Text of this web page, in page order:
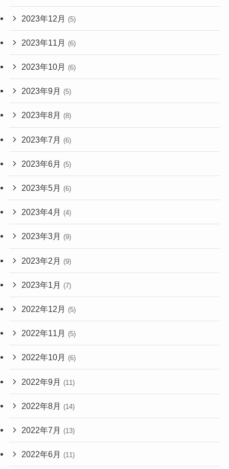
2023年12月 (5)
2023年11月 (6)
2023年10月 (6)
2023年9月 (5)
2023年8月 (8)
2023年7月 (6)
2023年6月 (5)
2023年5月 (6)
2023年4月 (4)
2023年3月 (9)
2023年2月 (9)
2023年1月 (7)
2022年12月 (5)
2022年11月 (5)
2022年10月 (6)
2022年9月 (11)
2022年8月 (14)
2022年7月 (13)
2022年6月 (11)